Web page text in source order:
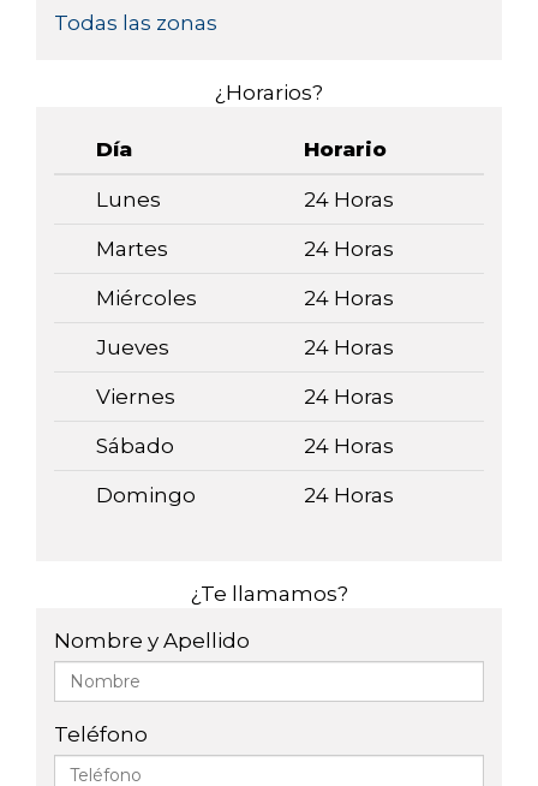
Todas las zonas
¿Horarios?
Día Horario
Lunes 24 Horas
Martes 24 Horas
Miércoles 24 Horas
Jueves 24 Horas
Viernes 24 Horas
Sábado 24 Horas
Domingo 24 Horas
¿Te llamamos?
Nombre y Apellido
Teléfono